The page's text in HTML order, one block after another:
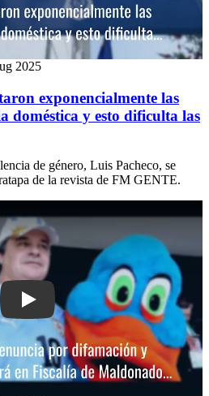
2025
exponencialmente las
doméstica y esto dificulta las
de género, Luis Pacheco, se
de la revista de FM GENTE.
Play: El Pato Celeste radicó